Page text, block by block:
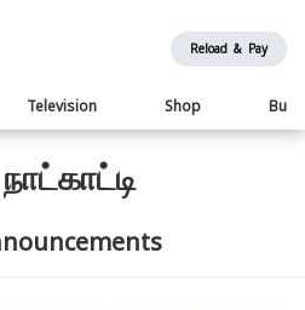
Reload & Pay
Television Shop